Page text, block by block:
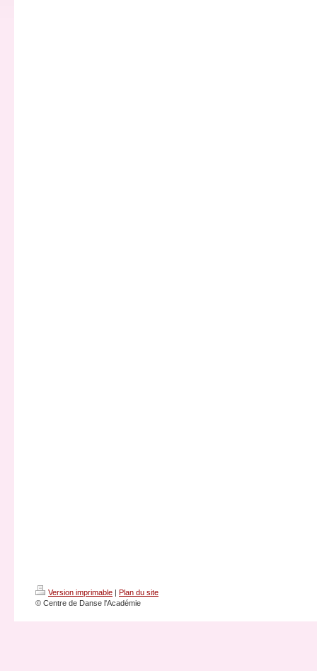
Version imprimable | Plan du site
© Centre de Danse l'Académie